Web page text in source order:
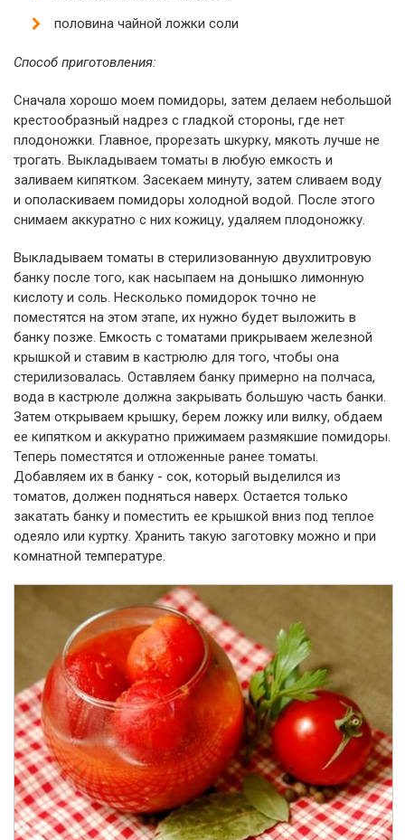
половина чайной ложки соли
Способ приготовления:
Сначала хорошо моем помидоры, затем делаем небольшой
крестообразный надрез с гладкой стороны, где нет
плодоножки. Главное, прорезать шкурку, мякоть лучше не
трогать. Выкладываем томаты в любую емкость и
заливаем кипятком. Засекаем минуту, затем сливаем воду
и ополаскиваем помидоры холодной водой. После этого
снимаем аккуратно с них кожицу, удаляем плодоножку.
Выкладываем томаты в стерилизованную двухлитровую
банку после того, как насыпаем на донышко лимонную
кислоту и соль. Несколько помидорок точно не
поместятся на этом этапе, их нужно будет выложить в
банку позже. Емкость с томатами прикрываем железной
крышкой и ставим в кастрюлю для того, чтобы она
стерилизовалась. Оставляем банку примерно на полчаса,
вода в кастрюле должна закрывать большую часть банки.
Затем открываем крышку, берем ложку или вилку, обдаем
ее кипятком и аккуратно прижимаем размякшие помидоры.
Теперь поместятся и отложенные ранее томаты.
Добавляем их в банку - сок, который выделился из
томатов, должен подняться наверх. Остается только
закатать банку и поместить ее крышкой вниз под теплое
одеяло или куртку. Хранить такую заготовку можно и при
комнатной температуре.